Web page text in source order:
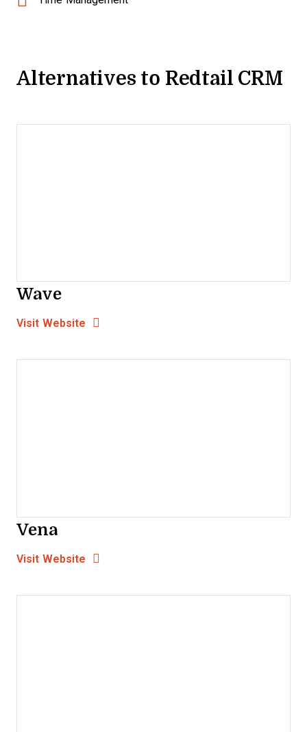
Alternatives to Redtail CRM
Wave
Visit Website Opens New Window
Vena
Visit Website Opens New Window